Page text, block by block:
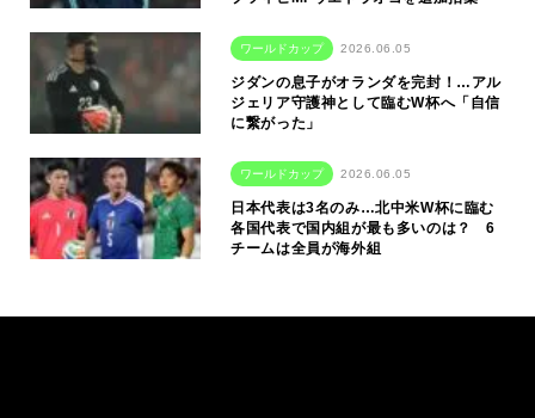
ワールドカップ 2026.06.05
ジダンの息子がオランダを完封！…アル
ジェリア守護神として臨むW杯へ「自信
に繋がった」
ワールドカップ 2026.06.05
日本代表は3名のみ…北中米W杯に臨む
各国代表で国内組が最も多いのは？ 6
チームは全員が海外組